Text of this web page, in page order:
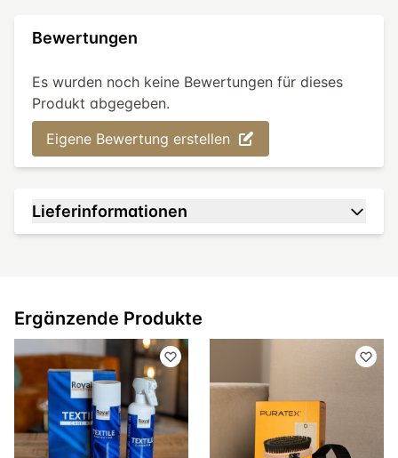
Bewertungen
Es wurden noch keine Bewertungen für dieses
Produkt abgegeben.
Eigene Bewertung erstellen
Lieferinformationen
Ergänzende Produkte